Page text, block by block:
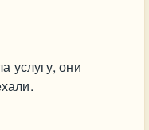
услугу, они